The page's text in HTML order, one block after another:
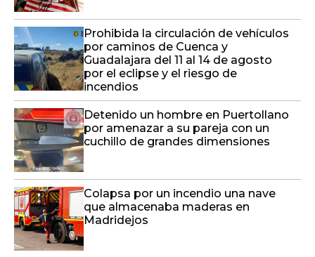
Prohibida la circulación de vehículos
por caminos de Cuenca y
Guadalajara del 11 al 14 de agosto
por el eclipse y el riesgo de
incendios
Detenido un hombre en Puertollano
por amenazar a su pareja con un
cuchillo de grandes dimensiones
Colapsa por un incendio una nave
que almacenaba maderas en
Madridejos